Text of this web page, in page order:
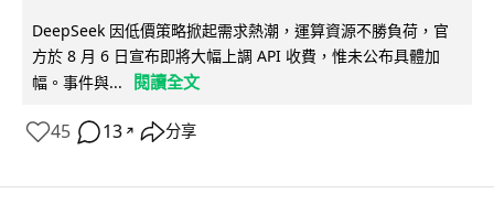
DeepSeek 因低價策略掀起需求熱潮，運算資源不勝負荷，官
方於 8 月 6 日宣布即將大幅上調 API 收費，惟未公布具體加
幅。事件與...
閱讀全文
45 13 ↗ 分享